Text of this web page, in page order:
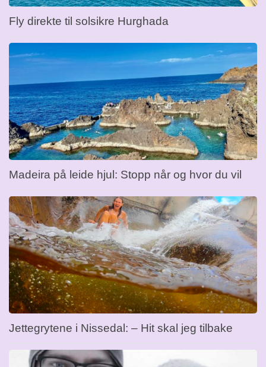
Fly direkte til solsikre Hurghada
Madeira på leide hjul: Stopp når og hvor du vil
Jettegrytene i Nissedal: – Hit skal jeg tilbake